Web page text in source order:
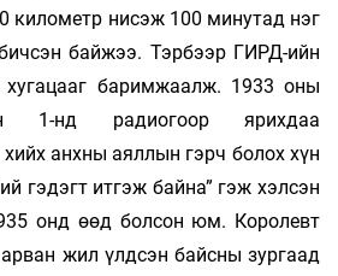
километр нисэж 100 минутад нэг
байжээ. Тэрбээр ГИРД-ийн
баримжаалж. 1933 оны
1-нд радиогоор ярихдаа
анхны аяллын гэрч болох хүн
гэдэгт итгэж байна” гэж хэлсэн
онд өөд болсон юм. Королевт
жил үлдсэн байсны зургаад